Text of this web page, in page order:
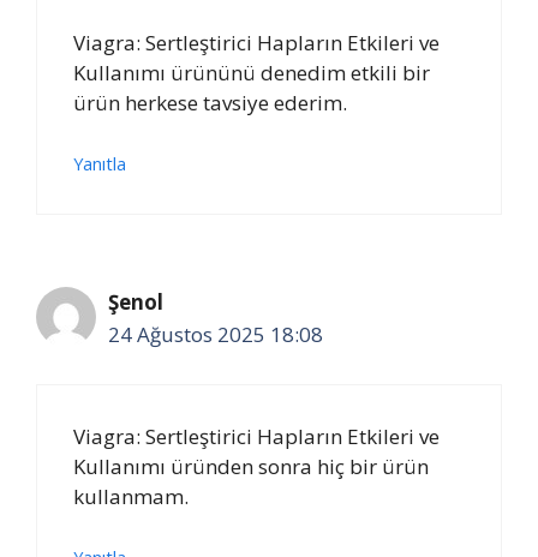
Viagra: Sertleştirici Hapların Etkileri ve
Kullanımı ürününü denedim etkili bir
ürün herkese tavsiye ederim.
Yanıtla
Şenol
24 Ağustos 2025 18:08
Viagra: Sertleştirici Hapların Etkileri ve
Kullanımı üründen sonra hiç bir ürün
kullanmam.